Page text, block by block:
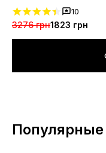
10
3276 грн1823 грн